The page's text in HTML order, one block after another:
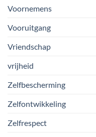
Voornemens
Vooruitgang
Vriendschap
vrijheid
Zelfbescherming
Zelfontwikkeling
Zelfrespect